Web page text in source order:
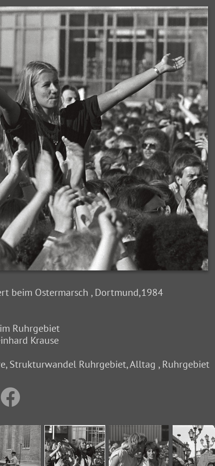
beim Ostermarsch , Dortmund,1984
Ruhrgebiet
Krause
Strukturwandel Ruhrgebiet, Alltag , Ruhrgebiet